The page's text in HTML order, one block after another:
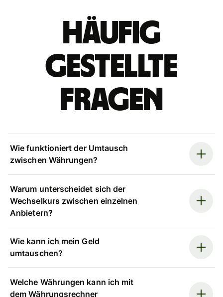
Häufig
gestellte
Fragen
Wie funktioniert der Umtausch
zwischen Währungen?
Warum unterscheidet sich der
Wechselkurs zwischen einzelnen
Anbietern?
Wie kann ich mein Geld
umtauschen?
Welche Währungen kann ich mit
dem Währungsrechner